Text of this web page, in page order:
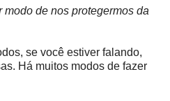
modo de nos protegermos da
se você estiver falando,
Há muitos modos de fazer